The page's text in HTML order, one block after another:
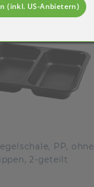
PP, ohne
2-geteilt
(inkl. US-Anbietern)